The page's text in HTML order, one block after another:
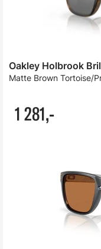
Oakley Holbrook
Matte Brown Tortoise/
1 281,-